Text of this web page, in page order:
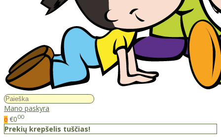
Mano paskyra
0 €000
Prekių krepšelis tuščias!